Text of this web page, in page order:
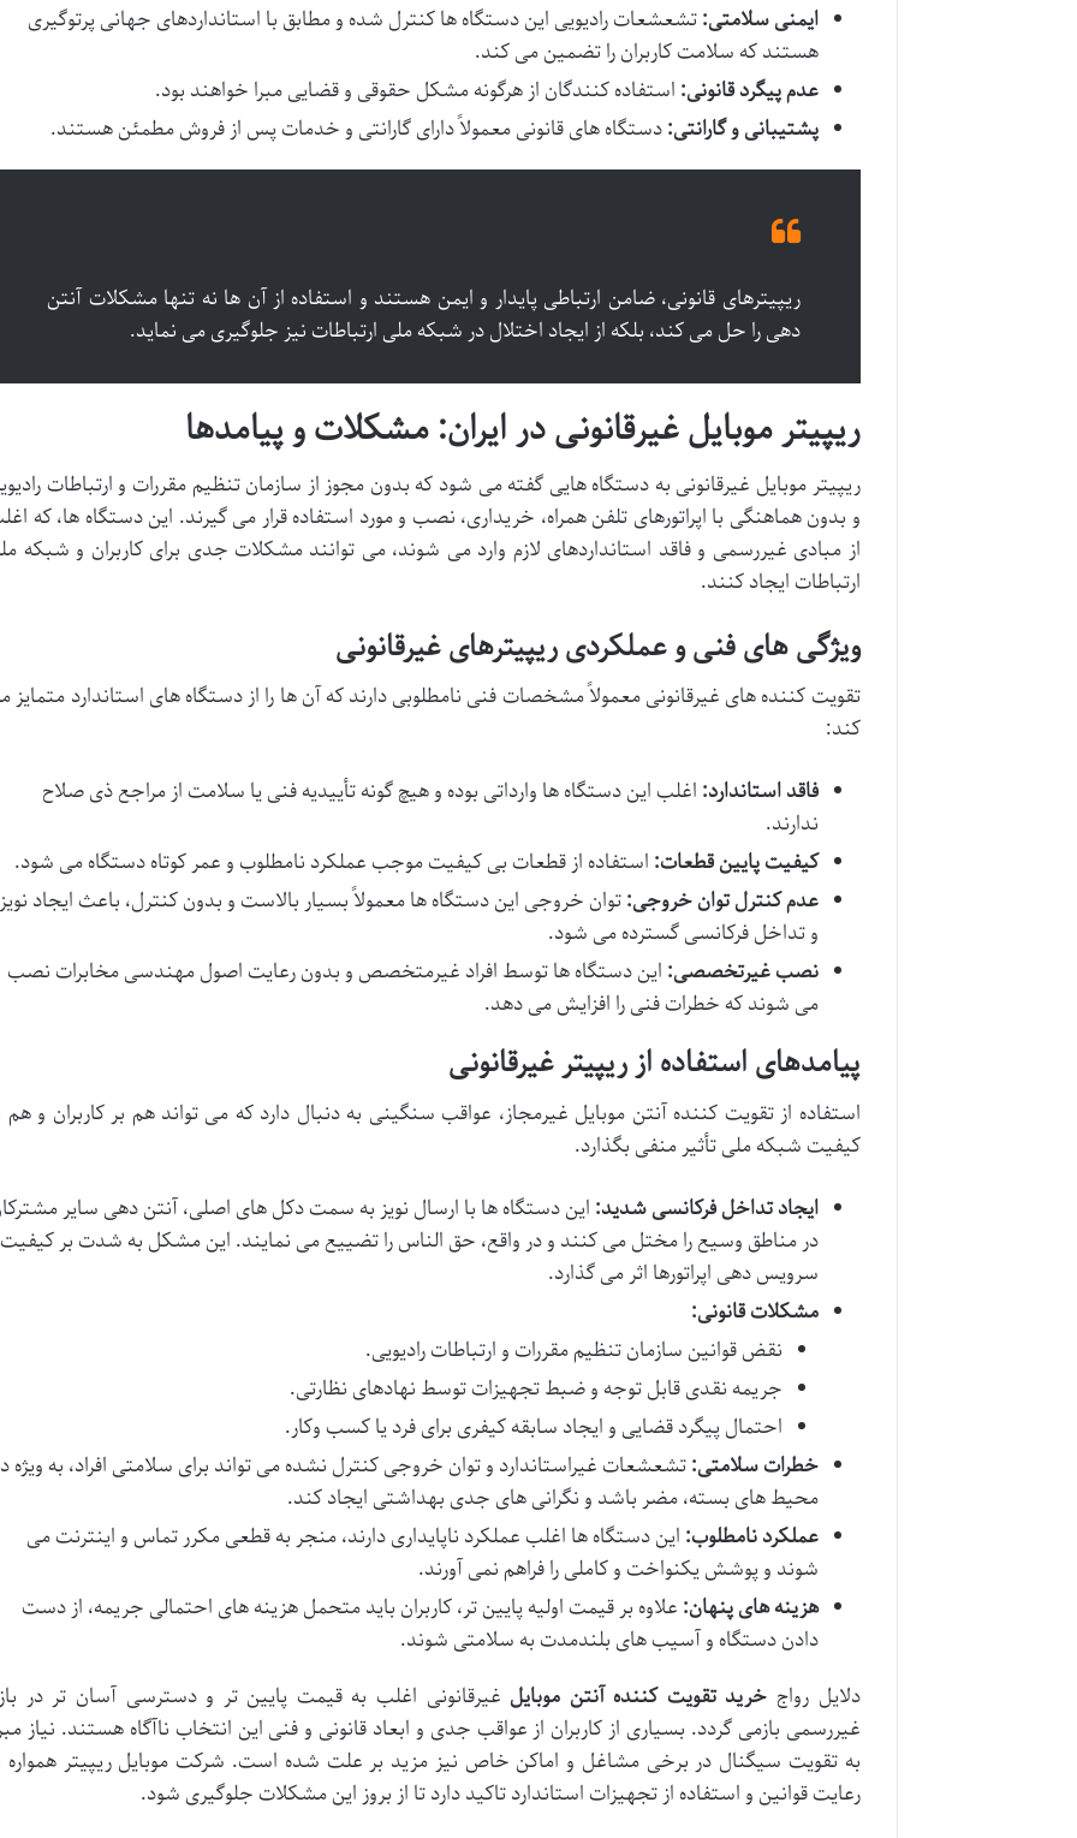
ایمنی سلامتی:تشعشعات رادیویی این دستگاه ها کنترل شده و مطابق با استانداردهای جهانی پرتوگیری
هستند که سلامت کاربران را تضمین می کند.
عدم پیگرد قانونی: استفاده کنندگان از هرگونه مشکل حقوقی و قضایی مبرا خواهند بود.
پشتیبانی و گارانتی:دستگاه های قانونی معمولاً دارای گارانتی و خدمات پس از فروش مطمئن هستند.
ریپیترهای قانونی، ضامن ارتباطی پایدار و ایمن هستند و استفاده از آن ها نه تنها مشکلات آنتن
دهی را حل می کند، بلکه از ایجاد اختلال در شبکه ملی ارتباطات نیز جلوگیری می نماید.
ریپیتر موبایل غیرقانونی در ایران: مشکلات و پیامدها
ریپیتر موبایل غیرقانونی به دستگاه هایی گفته می شود که بدون مجوز از سازمان تنظیم مقررات و ارتباطات
و بدون هماهنگی با اپراتورهای تلفن همراه، خریداری، نصب و مورد استفاده قرار می گیرند. این دستگاه ها، که
از مبادی غیررسمی و فاقد استانداردهای لازم وارد می شوند، می توانند مشکلات جدی برای کاربران و شبکه
ارتباطات ایجاد کنند.
ویژگی های فنی و عملکردی ریپیترهای غیرقانونی
تقویت کننده های غیرقانونی معمولاً مشخصات فنی نامطلوبی دارند که آن ها را از دستگاه های استاندارد متمایز
کند:
فاقد استاندارد: اغلب این دستگاه ها وارداتی بوده و هیچ گونه تأییدیه فنی یا سلامت از مراجع ذی صلاح
ندارند.
کیفیت پایین قطعات: استفاده از قطعات بی کیفیت موجب عملکرد نامطلوب و عمر کوتاه دستگاه می شود.
عدم کنترل توان خروجی:توان خروجی این دستگاه ها معمولاً بسیار بالاست و بدون کنترل، باعث ایجاد
و تداخل فرکانسی گسترده می شود.
نصب غیرتخصصی: این دستگاه ها توسط افراد غیرمتخصص و بدون رعایت اصول مهندسی مخابرات نصب
می شوند که خطرات فنی را افزایش می دهد.
پیامدهای استفاده از ریپیتر غیرقانونی
استفاده از تقویت کننده آنتن موبایل غیرمجاز، عواقب سنگینی به دنبال دارد که می تواند هم بر کاربران و هم
کیفیت شبکه ملی تأثیر منفی بگذارد.
ایجاد تداخل فرکانسی شدید: این دستگاه ها با ارسال نویز به سمت دکل های اصلی، آنتن دهی سایر
در مناطق وسیع را مختل می کنند و در واقع، حق الناس را تضییع می نمایند. این مشکل به شدت بر کیفیت
سرویس دهی اپراتورها اثر می گذارد.
مشکلات قانونی:
نقض قوانین سازمان تنظیم مقررات و ارتباطات رادیویی.
جریمه نقدی قابل توجه و ضبط تجهیزات توسط نهادهای نظارتی.
احتمال پیگرد قضایی و ایجاد سابقه کیفری برای فرد یا کسب وکار.
خطرات سلامتی:تشعشعات غیراستاندارد و توان خروجی کنترل نشده می تواند برای سلامتی افراد، به ویژه
محیط های بسته، مضر باشد و نگرانی های جدی بهداشتی ایجاد کند.
عملکرد نامطلوب: این دستگاه ها اغلب عملکرد ناپایداری دارند، منجر به قطعی مکرر تماس و اینترنت می
شوند و پوشش یکنواخت و کاملی را فراهم نمی آورند.
هزینه های پنهان: علاوه بر قیمت اولیه پایین تر، کاربران باید متحمل هزینه های احتمالی جریمه، از دست
دادن دستگاه و آسیب های بلندمدت به سلامتی شوند.
دلایل رواج خرید تقویت کننده آنتن موبایل غیرقانونی اغلب به قیمت پایین تر و دسترسی آسان تر در
غیررسمی بازمی گردد. بسیاری از کاربران از عواقب جدی و ابعاد قانونی و فنی این انتخاب ناآگاه هستند. نیاز
به تقویت سیگنال در برخی مشاغل و اماکن خاص نیز مزید بر علت شده است. شرکت موبایل ریپیتر همواره
رعایت قوانین و استفاده از تجهیزات استاندارد تاکید دارد تا از بروز این مشکلات جلوگیری شود.